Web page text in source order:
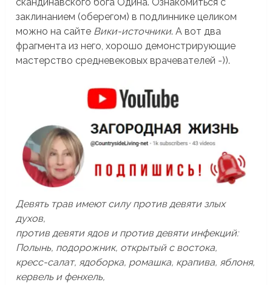
заклинанием (оберегом) в подлиннике целиком
можно на сайте Вики-источники. А вот два
фрагмента из него, хорошо демонстрирующие
мастерство средневековых врачевателей -)).
Девять трав имеют силу против девяти злых
духов,
против девяти ядов и против девяти инфекций:
Полынь, подорожник, открытый с востока,
кресс-салат, ядоборка, ромашка, крапива, яблоня,
кервель и фенхель,